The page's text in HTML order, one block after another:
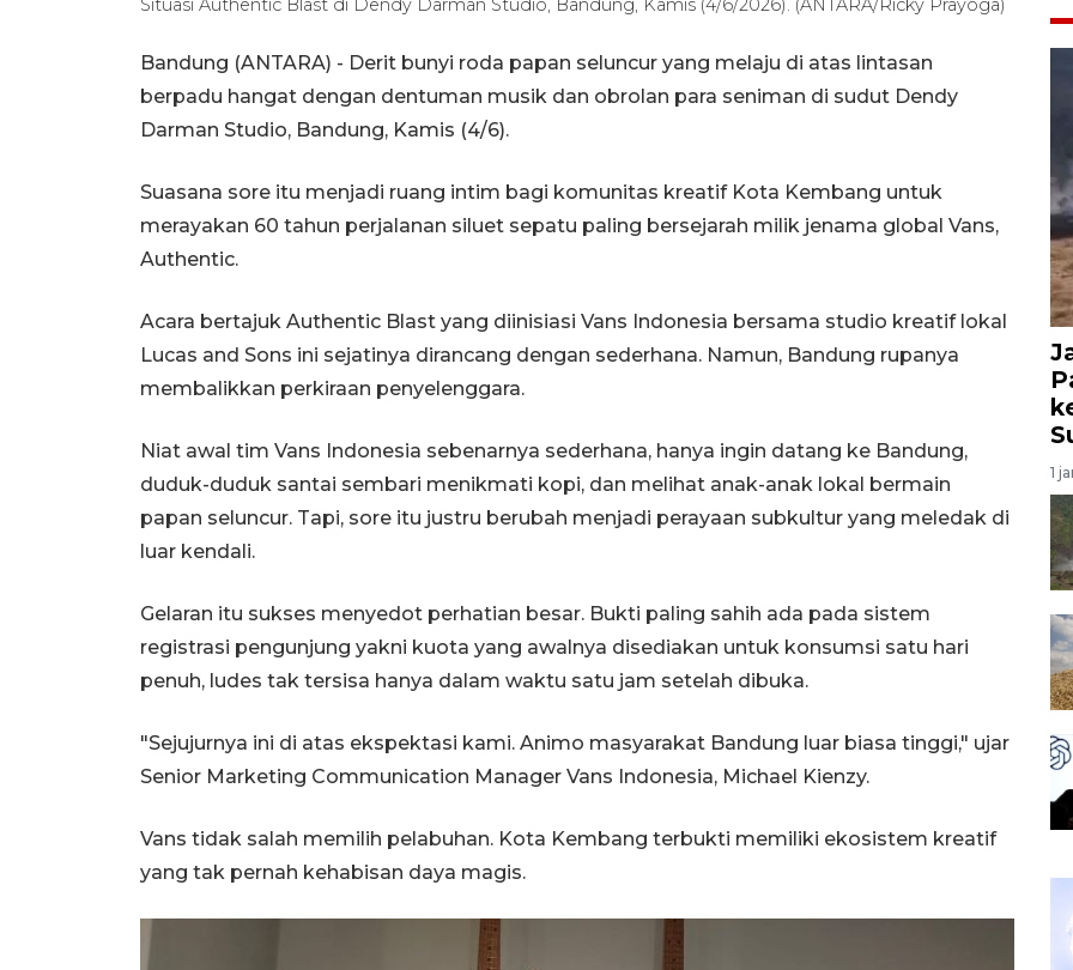
Situasi Authentic Blast di Dendy Darman Studio, Bandung, Kamis (4/6/2026). (ANTARA/Ricky Prayoga)
Bandung (ANTARA) - Derit bunyi roda papan seluncur yang melaju di atas lintasan
berpadu hangat dengan dentuman musik dan obrolan para seniman di sudut Dendy
Darman Studio, Bandung, Kamis (4/6).
Suasana sore itu menjadi ruang intim bagi komunitas kreatif Kota Kembang untuk
merayakan 60 tahun perjalanan siluet sepatu paling bersejarah milik jenama global Vans,
Authentic.
Acara bertajuk Authentic Blast yang diinisiasi Vans Indonesia bersama studio kreatif lokal
Lucas and Sons ini sejatinya dirancang dengan sederhana. Namun, Bandung rupanya
membalikkan perkiraan penyelenggara.
Niat awal tim Vans Indonesia sebenarnya sederhana, hanya ingin datang ke Bandung,
duduk-duduk santai sembari menikmati kopi, dan melihat anak-anak lokal bermain
papan seluncur. Tapi, sore itu justru berubah menjadi perayaan subkultur yang meledak di
luar kendali.
Gelaran itu sukses menyedot perhatian besar. Bukti paling sahih ada pada sistem
registrasi pengunjung yakni kuota yang awalnya disediakan untuk konsumsi satu hari
penuh, ludes tak tersisa hanya dalam waktu satu jam setelah dibuka.
"Sejujurnya ini di atas ekspektasi kami. Animo masyarakat Bandung luar biasa tinggi," ujar
Senior Marketing Communication Manager Vans Indonesia, Michael Kienzy.
Vans tidak salah memilih pelabuhan. Kota Kembang terbukti memiliki ekosistem kreatif
yang tak pernah kehabisan daya magis.
1